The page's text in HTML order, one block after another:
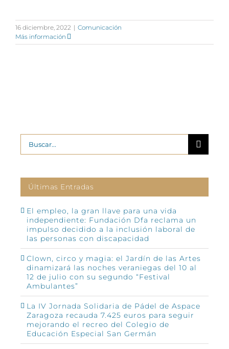
16 diciembre, 2022 | Comunicación
Más información
Buscar:
Últimas Entradas
El empleo, la gran llave para una vida
independiente: Fundación Dfa reclama un
impulso decidido a la inclusión laboral de
las personas con discapacidad
Clown, circo y magia: el Jardín de las Artes
dinamizará las noches veraniegas del 10 al
12 de julio con su segundo “Festival
Ambulantes”
La IV Jornada Solidaria de Pádel de Aspace
Zaragoza recauda 7.425 euros para seguir
mejorando el recreo del Colegio de
Educación Especial San Germán